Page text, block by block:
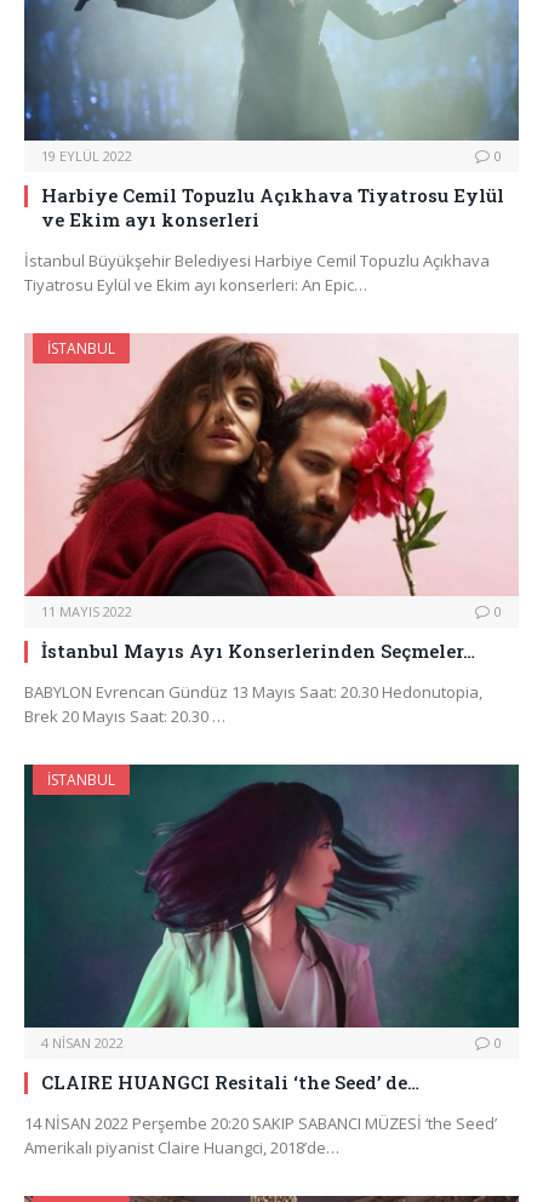
19 EYLÜL 2022 0
Harbiye Cemil Topuzlu Açıkhava Tiyatrosu Eylül
ve Ekim ayı konserleri
İstanbul Büyükşehir Belediyesi Harbiye Cemil Topuzlu Açıkhava
Tiyatrosu Eylül ve Ekim ayı konserleri: An Epic…
İSTANBUL
11 MAYIS 2022 0
İstanbul Mayıs Ayı Konserlerinden Seçmeler…
BABYLON Evrencan Gündüz 13 Mayıs Saat: 20.30 Hedonutopia,
Brek 20 Mayıs Saat: 20.30 …
İSTANBUL
4 NISAN 2022 0
CLAIRE HUANGCI Resitali ‘the Seed’ de…
14 NİSAN 2022 Perşembe 20:20 SAKIP SABANCI MÜZESİ ‘the Seed’
Amerikalı piyanist Claire Huangci, 2018’de…